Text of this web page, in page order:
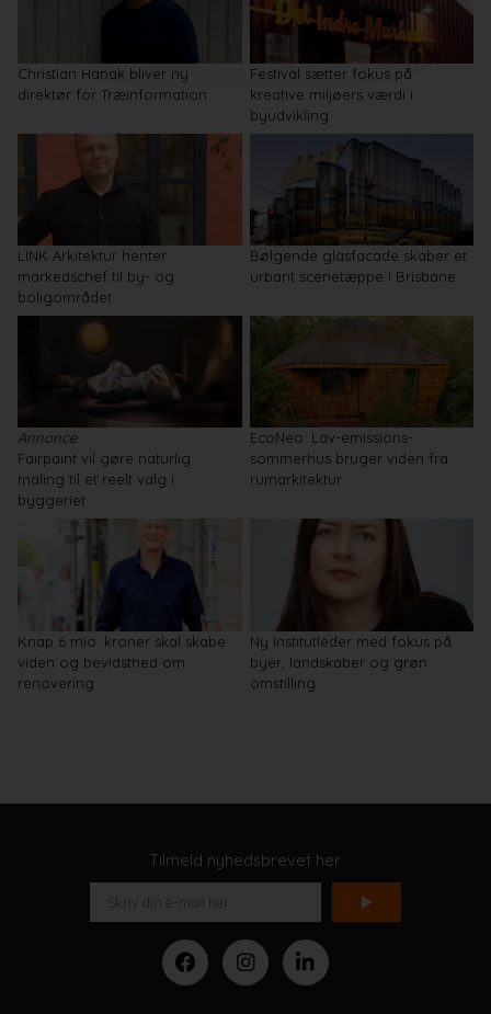
Christian Hanak bliver ny
direktør for Træinformation
Festival sætter fokus på
kreative miljøers værdi i
byudvikling
LINK Arkitektur henter
markedschef til by- og
boligområdet
Bølgende glasfacade skaber et
urbant scenetæppe i Brisbane
Annonce
Fairpaint vil gøre naturlig
maling til et reelt valg i
byggeriet
EcoNeo: Lav-emissions-
sommerhus bruger viden fra
rumarkitektur
Knap 6 mio. kroner skal skabe
viden og bevidsthed om
renovering
Ny institutleder med fokus på
byer, landskaber og grøn
omstilling
Tilmeld nyhedsbrevet her